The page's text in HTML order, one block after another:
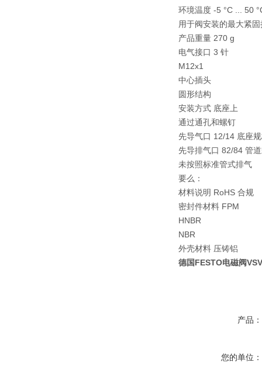
环境温度 -5 °C ... 50
用于阀安装的最大紧
产品重量 270 g
电气接口 3 针
M12x1
中心插头
圆形结构
安装方式 底座上
通过通孔和螺钉
先导气口 12/14 底座
先导排气口 82/84 管
未按照标准管式排气
要么：
材料说明 RoHS 合规
密封件材料 FPM
HNBR
NBR
外壳材料 压铸铝
德国FESTO电磁阀
产品：
您的单位：